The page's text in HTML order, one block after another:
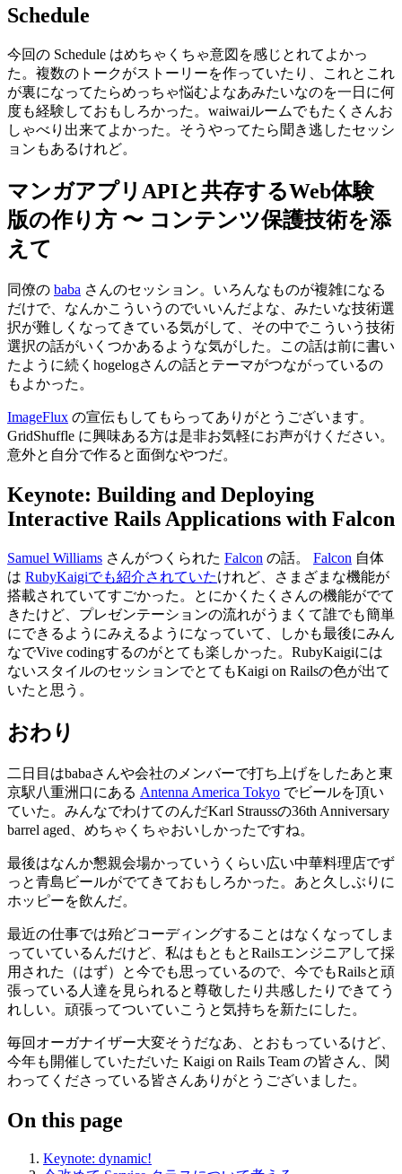
Schedule
今回の Schedule はめちゃくちゃ意図 を感じとれてよかっ
た。 複数のトークがストーリーを作っていたり、これとこれ
が裏になってたらめっちゃ悩むよなあみたいなのを一日 に何
度も経験 しておもしろかった。 waiwaiルームでもたくさんお
しゃべり 出来てよかった。そうやってたら聞 き逃 したセッシ
ョンもあるけれど。
マンガアプリAPIと共存するWeb体験
版の作り方 〜 コンテンツ保護技術を添
えて
同僚の baba さんのセッション。いろんなものが複雑になる
だけで、なんかこういうのでいいんだよな、みたいな技術選
択が難しくなってきている気がして、その中でこういう 技術
選択の話がいくつかあるような気がした。この話は前に書い
たように続 くhogelogさんの話とテーマがつながっているの
もよかった。
ImageFlux の宣伝もしてもらってありがとうございます。
GridShuffle に興味ある方は是非お気軽にお声がけください。
意外と 自分で作ると面倒 なやつだ。
Keynote: Building and Deploying
Interactive Rails Applications with Falcon
Samuel Williams さんがつくられた Falcon の話。 Falcon 自体
は RubyKaigiでも紹介されていたけれど、さまざまな機能が
搭載されていてすごかった。とにかくたくさんの機能がでて
きたけど、プレゼンテーションの流れがうまくて誰でも簡単
にできるようにみえるようになっていて、しかも最後にみん
なでVive codingするのがとても楽 しかった。 RubyKaigiには
ないスタイルのセッションでとてもKaigi on Railsの色が出て
いたと 思 う。
おわり
二日目 はbabaさんや会社のメンバーで打ち 上げをしたあと東
京駅八重洲口にある Antenna America Tokyo でビールを頂い
ていた。みんなでわけてのんだKarl Straussの36th Anniversary
barrel aged、めちゃくちゃおいしかったですね。
最後はなんか懇親会場かっていうくらい広い中華料理店でず
っと青島 ビールがでてきておもしろかった。あと 久 しぶりに
ホッピーを飲んだ。
最近の仕事では殆どコーディングすることはなくなってしま
っていているんだけど、 私はもともとRailsエンジニアして採
用 された（はず）と今でも思っているので、 今でもRailsと頑
張っている 人達を 見られると尊敬 したり 共感したりできてう
れしい。 頑張ってついていこうと気持ちを新たにした。
毎回 オーガナイザー大変そうだなあ、とおもっているけど、
今年も 開催 していただいた Kaigi on Rails Team の皆さん、 関
わってくださっている皆さんありがとうございました。
On this page
Keynote: dynamic!